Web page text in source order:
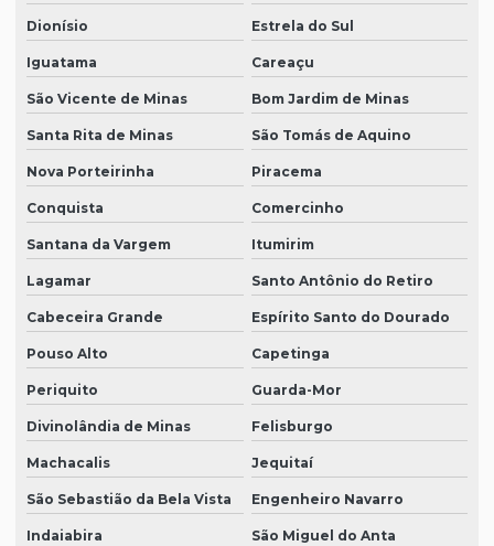
Dionísio Estrela do Sul
Iguatama Careaçu
São Vicente de Minas Bom Jardim de Minas
Santa Rita de Minas São Tomás de Aquino
Nova Porteirinha Piracema
Conquista Comercinho
Santana da Vargem Itumirim
Lagamar Santo Antônio do Retiro
Cabeceira Grande Espírito Santo do Dourado
Pouso Alto Capetinga
Periquito Guarda-Mor
Divinolândia de Minas Felisburgo
Machacalis Jequitaí
São Sebastião da Bela Vista Engenheiro Navarro
Indaiabira São Miguel do Anta